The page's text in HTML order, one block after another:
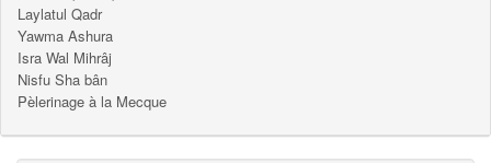
Laylatul Qadr
Yawma Ashura
Isra Wal Mihrâj
Nisfu Sha bân
Pèlerinage à la Mecque